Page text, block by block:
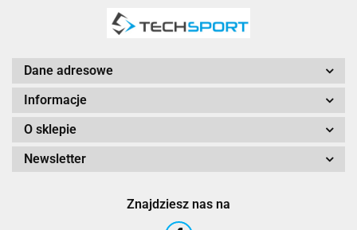
Dane adresowe
Informacje
O sklepie
Newsletter
Znajdziesz nas na